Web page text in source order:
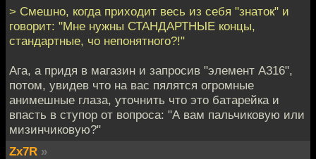
> Смешно, когда приходит весь из себя "знаток" и
говорит: "Мне нужны СТАНДАРТНЫЕ концы,
стандартные, чо непонятного?!"
Ага, а придя в магазин и запросив "элемент А316",
потом, увидев что на вас пялятся огромные
анимешные глаза, уточнить что это батарейка и
впасть в ступор от вопроса: "А вам пальчиковую или
мизинчиковую?"
Zx7R »